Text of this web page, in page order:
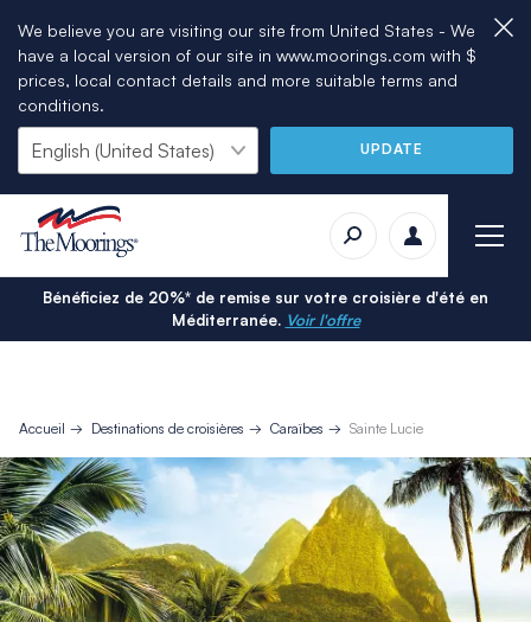
We believe you are visiting our site from United States - We
have a local version of our site in www.moorings.com with $
prices, local contact details and more suitable terms and
conditions.
UPDATE
Bénéficiez de 20%* de remise sur votre croisière d'été en
Méditerranée. Voir l'offre
Accueil Destinations de croisières Caraïbes Sainte Lucie